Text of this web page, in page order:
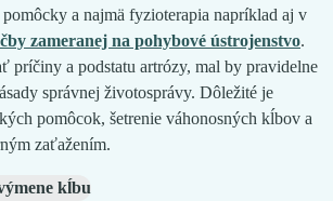
a najmä fyzioterapia napríklad aj v
zameranej na pohybové ústrojenstvo.
príčiny a podstatu artrózy, mal by pravidelne
správnej životosprávy. Dôležité je
pomôcok, šetrenie váhonosných kĺbov a
zaťažením.
kĺbu